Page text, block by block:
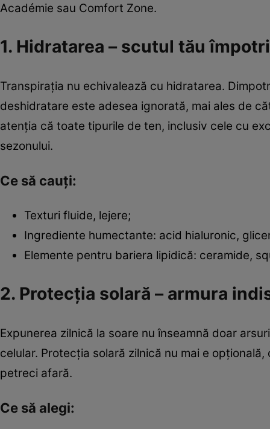
Académie sau Comfort Zone.
1. Hidratarea – scutul tău
Transpirația nu echivalează cu hidratarea.
deshidratare este adesea ignorată, mai ales de
atenția că toate tipurile de ten, inclusiv cele cu
sezonului.
Ce să cauți:
Texturi fluide, lejere;
Ingrediente humectante: acid hialuronic,
Elemente pentru bariera lipidică: ceramide,
2. Protecția solară – armura
Expunerea zilnică la soare nu înseamnă doar
celular. Protecția solară zilnică nu mai e
petreci afară.
Ce să alegi: